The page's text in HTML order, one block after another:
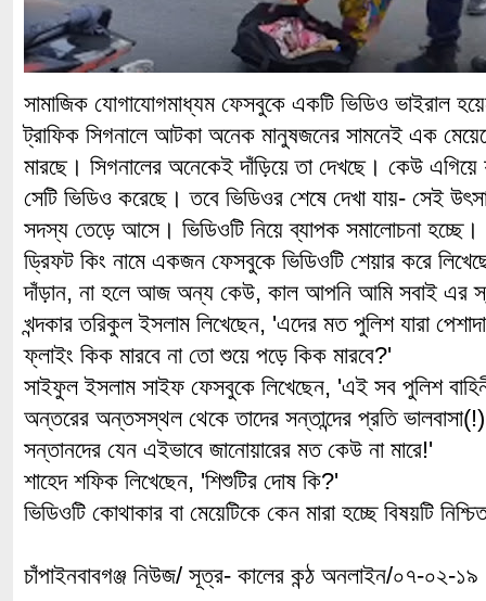
সামাজিক যোগাযোগমাধ্যম ফেসবুকে একটি ভিডিও ভাইরাল
ট্রাফিক সিগনালে আটকা অনেক মানুষজনের সামনেই এক
মারছে। সিগনালের অনেকেই দাঁড়িয়ে তা দেখছে। কেউ
সেটি ভিডিও করেছে। তবে ভিডিওর শেষে দেখা যায়- সেই
সদস্য তেড়ে আসে। ভিডিওটি নিয়ে ব্যাপক সমালোচনা হচ্ছে।
ড্রিফট কিং নামে একজন ফেসবুকে ভিডিওটি শেয়ার করে
দাঁড়ান, না হলে আজ অন্য কেউ, কাল আপনি আমি সবাই এর
খন্দকার তরিকুল ইসলাম লিখেছেন, 'এদের মত পুলিশ যারা
ফ্লাইং কিক মারবে না তো শুয়ে পড়ে কিক মারবে?'
সাইফুল ইসলাম সাইফ ফেসবুকে লিখেছেন, 'এই সব পুলিশ
অন্তরের অন্তসস্থল থেকে তাদের সন্তান্দের প্রতি
সন্তানদের যেন এইভাবে জানোয়ারের মত কেউ না মারে!'
শাহেদ শফিক লিখেছেন, 'শিশুটির দোষ কি?'
ভিডিওটি কোথাকার বা মেয়েটিকে কেন মারা হচ্ছে বিষয়টি
চাঁপাইনবাবগঞ্জ নিউজ/ সূত্র- কালের কন্ঠ অনলাইন/০৭-০২-১৯